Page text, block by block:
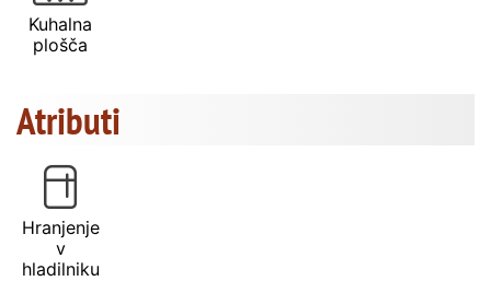
Kuhalna
plošča
Atributi
Hranjenje
v
hladilniku